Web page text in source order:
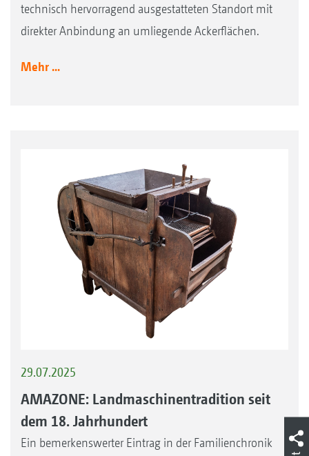
technisch hervorragend ausgestatteten Standort mit
direkter Anbindung an umliegende Ackerflächen.
Mehr ...
29.07.2025
AMAZONE: Landmaschinentradition seit
dem 18. Jahrhundert
Ein bemerkenswerter Eintrag in der Familienchronik